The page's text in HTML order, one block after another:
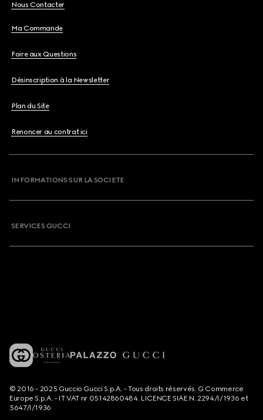
Nous Contacter
Ma Commande
Foire aux Questions
Désinscription à la Newsletter
Plan du Site
Renoncer au contrat ici
INFORMATIONS SUR LA SOCIETE
SERVICES GUCCI
© 2016 - 2025 Guccio Gucci S.p.A. - Tous droits réservés. G Commerce
Europe S.p.A. - IT VAT nr 05142860484. LICENCE SIAE N. 2294/I/1936 et
5647/I/1936